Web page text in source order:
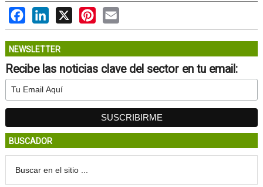
FacebookLinkedIn
X PinterestEmail
NEWSLETTER
Recibe las noticias clave del sector en tu email:
BUSCADOR